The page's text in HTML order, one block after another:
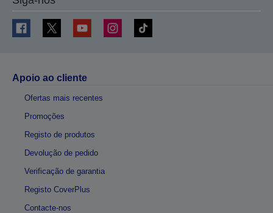
Apoio ao cliente
Ofertas mais recentes
Promoções
Registo de produtos
Devolução de pedido
Verificação de garantia
Registo CoverPlus
Contacte-nos